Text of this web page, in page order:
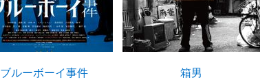
ブルーボーイ事件 箱男